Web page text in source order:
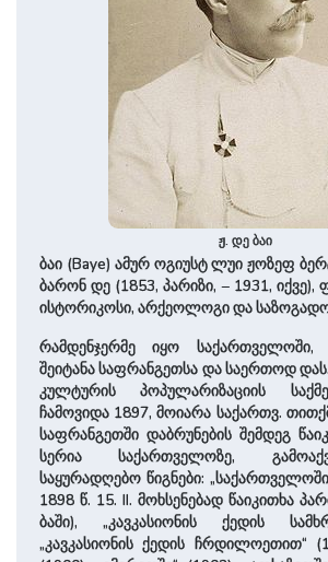
ჟ. დე ბაი
ბაი (Baye) ამურ ოგიუსტ ლუი ჟოზეფ
ბარონ დე (1853, პარიზი, – 1931, იქვე),
ისტორიკოსი, არქეოლოგი და
რამდენჯერმე იყო
შეიტანა საფრანგეთსა და საერთოდ
კულტურის პოპულარიზაციის
ჩამოვიდა 1897, მოიარა საქართვ.
საფრანგეთში დაბრუნების შემდეგ
სერია საქართველოზე,
საყურადღებო წიგნები:
1898 წ. 15. II. მოხსენებად წაიკითხა
ბაში), „კავკასიონის ქედის
„კავკასიონის ქედის ჩრდილოეთით“